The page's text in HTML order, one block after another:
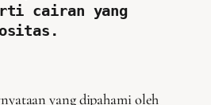
cairan yang
yang dipahami oleh